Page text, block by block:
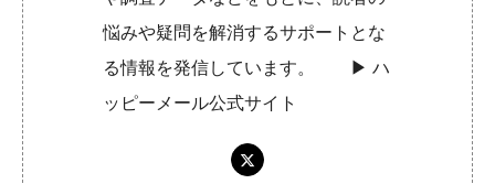
悩みや疑問を解消するサポートとな
る情報を発信しています。 ▶︎ハ
ッピーメール公式サイト